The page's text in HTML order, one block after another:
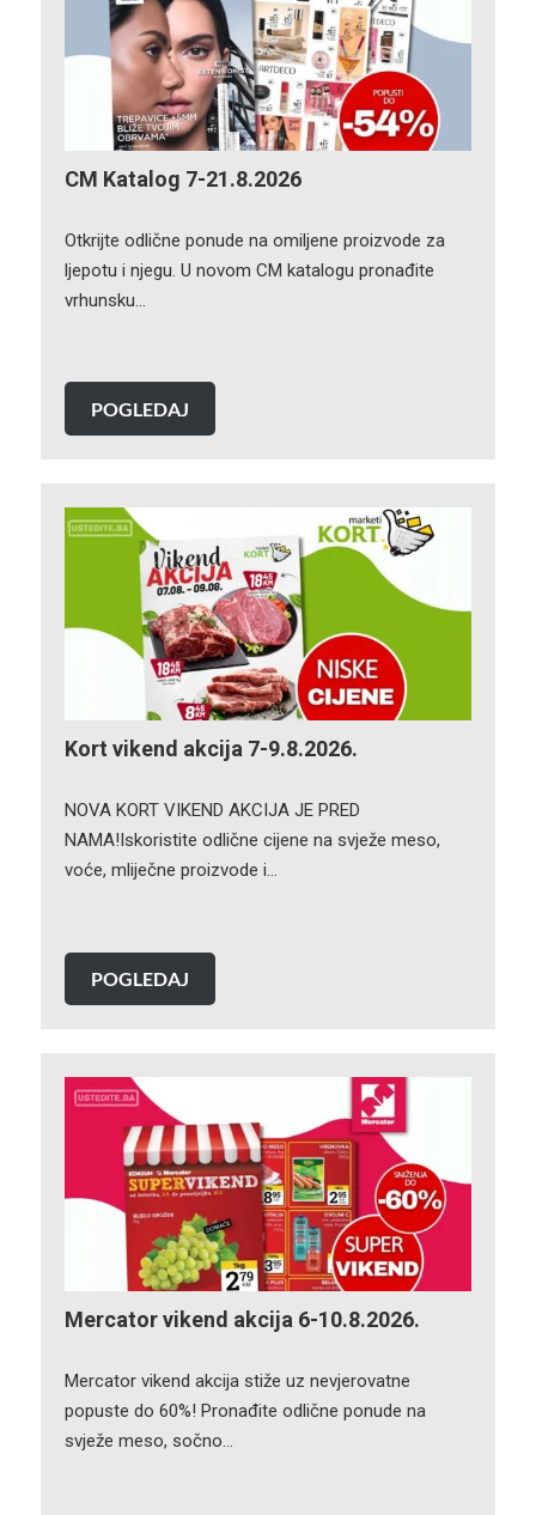
CM Katalog 7-21.8.2026
Otkrijte odlične ponude na omiljene proizvode za
ljepotu i njegu. U novom CM katalogu pronađite
vrhunsku…
POGLEDAJ
Kort vikend akcija 7-9.8.2026.
NOVA KORT VIKEND AKCIJA JE PRED
NAMA!Iskoristite odlične cijene na svježe meso,
voće, mliječne proizvode i…
POGLEDAJ
Mercator vikend akcija 6-10.8.2026.
Mercator vikend akcija stiže uz nevjerovatne
popuste do 60%! Pronađite odlične ponude na
svježe meso, sočno…